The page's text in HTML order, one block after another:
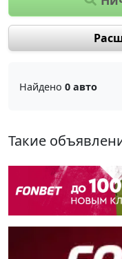
Найдено 0 авто
Такие